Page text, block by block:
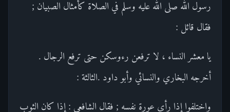
رسول الله صلى الله عليه وسلم في الصلاة كأمثال الصبيان ;
فقال قائل :
يا معشر النساء ، لا ترفعن رءوسكن حتى ترفع الرجال .
أخرجه البخاري والنسائي وأبو داود .الثالثة :
واختلفوا إذا رأى عورة نفسه ; فقال الشافعي : إذا كان الثوب